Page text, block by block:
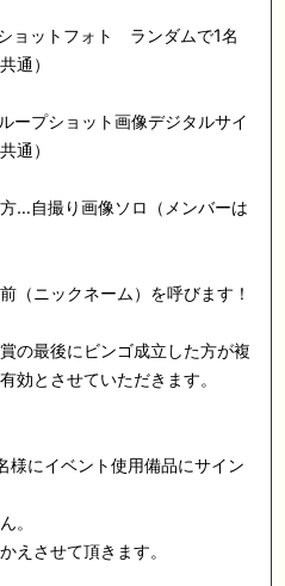
ョットフォト ランダムで1名
通）
ープショット画像デジタルサイ
通）
…自撮り画像ソロ（メンバーは
（ニックネーム）を呼びます！
の最後にビンゴ成立した方が複
効とさせていただきます。
様にイベント使用備品にサイン
。
えさせて頂きます。